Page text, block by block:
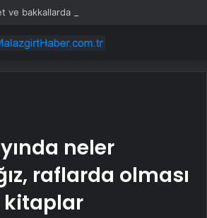
neler
raflarda olması
kitaplar